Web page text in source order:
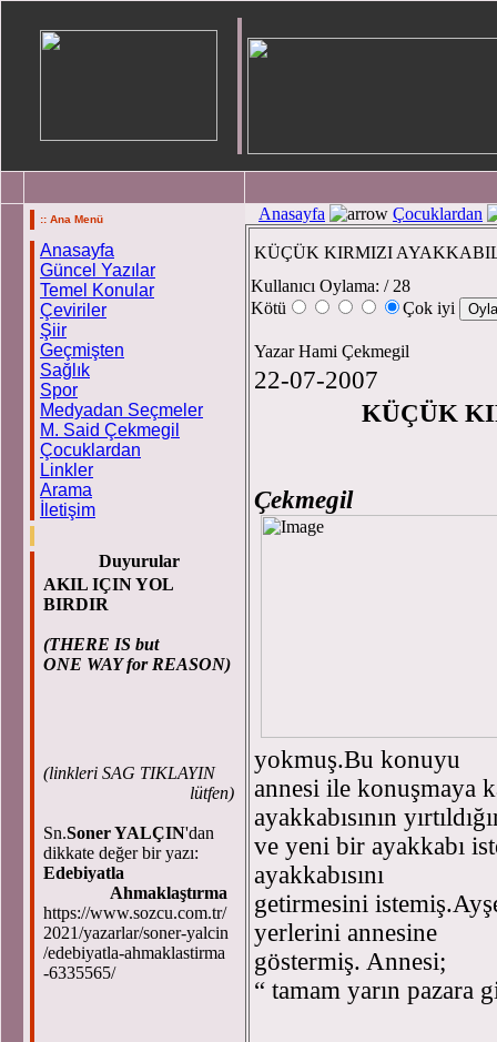
:: Ana Menü
Anasayfa
Güncel Yazılar
Temel Konular
Çeviriler
Şiir
Geçmişten
Sağlık
Spor
Medyadan Seçmeler
M. Said Çekmegil
Çocuklardan
Linkler
Arama
İletişim
Duyurular
AKIL IÇIN YOL
BIRDIR
(THERE IS but
ONE WAY for REASON)
(linkleri SAG TIKLAYIN
lütfen)
Sn.Soner YALÇIN'dan
dikkate değer bir yazı:
Edebiyatla
Ahmaklaştırma
https://www.sozcu.com.tr/
2021/yazarlar/soner-yalcin
/edebiyatla-ahmaklastirma
-6335565/
Anasayfa Çocuklardan
KÜÇÜK KIRMIZI
Kullanıcı Oylama: / 28
Kötü
Çok iyi
Yazar Hami Çekmegil
22-07-2007
KÜÇÜK
Çekmegil
yokmuş.Bu konuyu
annesi ile konuşmaya
ayakkabısının
ve yeni bir ayakkabı
ayakkabısını
getirmesini
yerlerini annesine
göstermiş. Annesi;
“ tamam yarın pazara